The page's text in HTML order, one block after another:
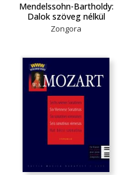
Mendelssohn-Bartholdy:
Dalok szöveg nélkül
Zongora